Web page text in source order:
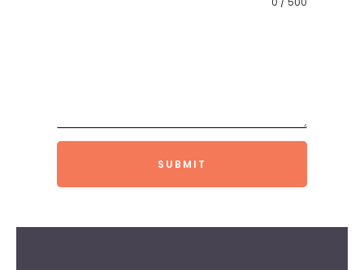
SUBMIT